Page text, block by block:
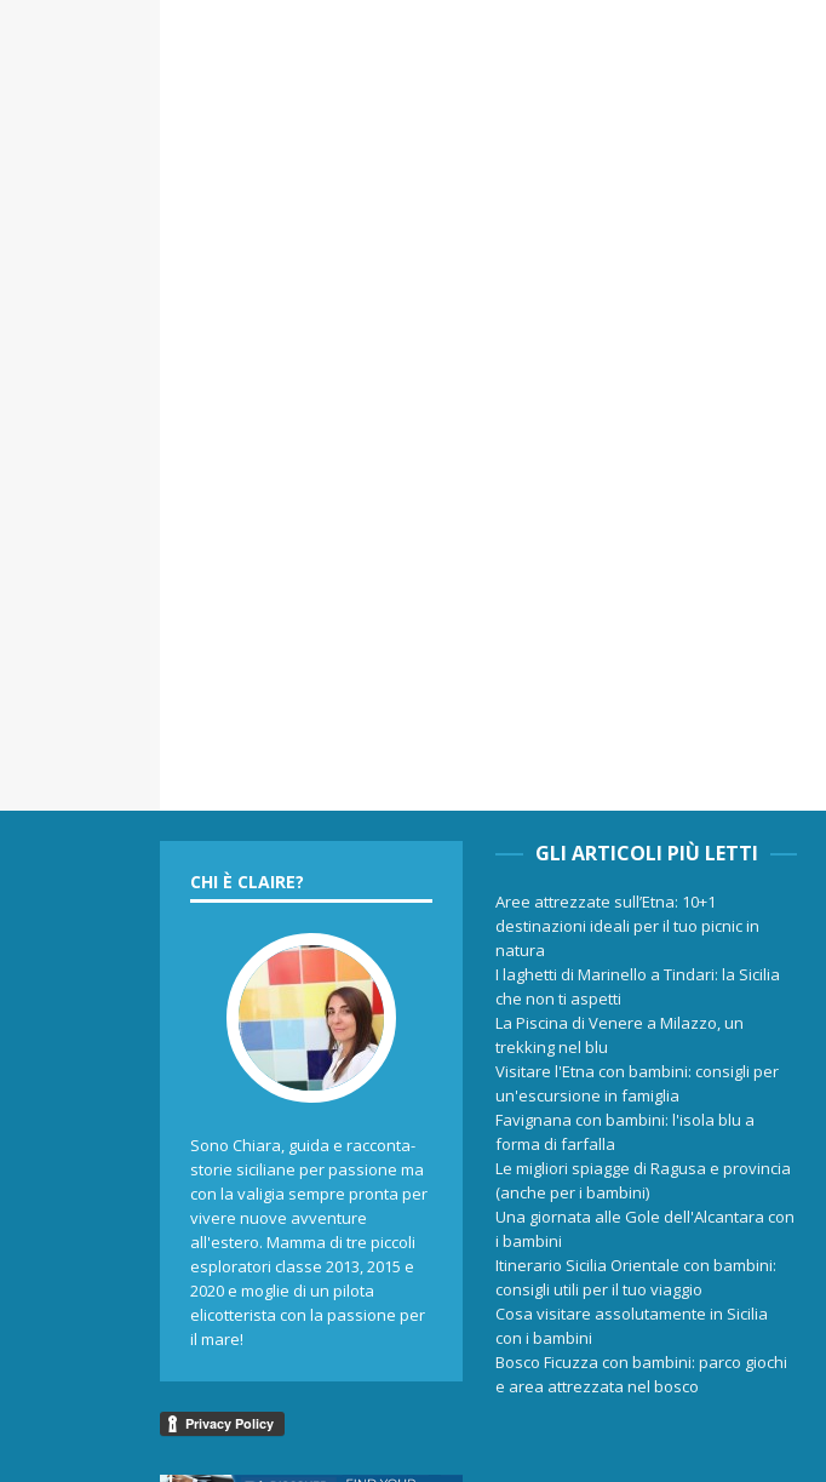
CHI È CLAIRE?
Sono Chiara, guida e racconta-
storie siciliane per passione ma
con la valigia sempre pronta per
vivere nuove avventure
all'estero. Mamma di tre piccoli
esploratori classe 2013, 2015 e
2020 e moglie di un pilota
elicotterista con la passione per
il mare!
GLI ARTICOLI PIÙ LETTI
Aree attrezzate sull’Etna: 10+1
destinazioni ideali per il tuo picnic in
natura
I laghetti di Marinello a Tindari: la Sicilia
che non ti aspetti
La Piscina di Venere a Milazzo, un
trekking nel blu
Visitare l'Etna con bambini: consigli per
un'escursione in famiglia
Favignana con bambini: l'isola blu a
forma di farfalla
Le migliori spiagge di Ragusa e provincia
(anche per i bambini)
Una giornata alle Gole dell'Alcantara con
i bambini
Itinerario Sicilia Orientale con bambini:
consigli utili per il tuo viaggio
Cosa visitare assolutamente in Sicilia
con i bambini
Bosco Ficuzza con bambini: parco giochi
e area attrezzata nel bosco